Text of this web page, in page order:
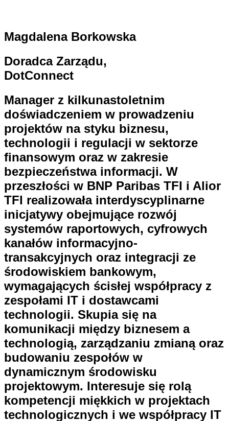
Magdalena Borkowska
Doradca Zarządu,
DotConnect
Manager z kilkunastoletnim
doświadczeniem w prowadzeniu
projektów na styku biznesu,
technologii i regulacji w sektorze
finansowym oraz w zakresie
bezpieczeństwa informacji. W
przeszłości w BNP Paribas TFI i Alior
TFI realizowała interdyscyplinarne
inicjatywy obejmujące rozwój
systemów raportowych, cyfrowych
kanałów informacyjno-
transakcyjnych oraz integracji ze
środowiskiem bankowym,
wymagających ścisłej współpracy z
zespołami IT i dostawcami
technologii. Skupia się na
komunikacji między biznesem a
technologią, zarządzaniu zmianą oraz
budowaniu zespołów w
dynamicznym środowisku
projektowym. Interesuje się rolą
kompetencji miękkich w projektach
technologicznych i we współpracy IT